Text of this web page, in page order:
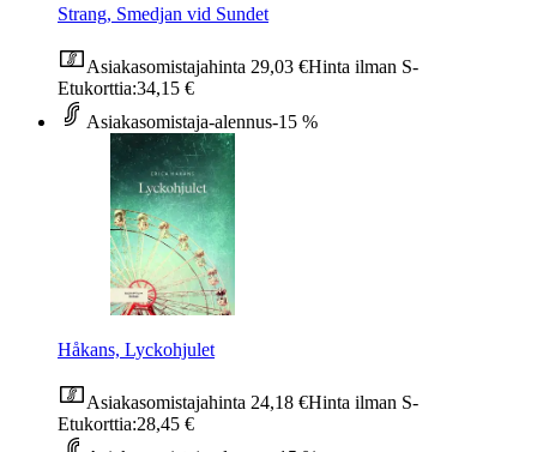
Strang, Smedjan vid Sundet
Asiakasomistajahinta 29,03 €Hinta ilman S-
Etukorttia:34,15 €
Asiakasomistaja-alennus-15 %
Håkans, Lyckohjulet
Asiakasomistajahinta 24,18 €Hinta ilman S-
Etukorttia:28,45 €